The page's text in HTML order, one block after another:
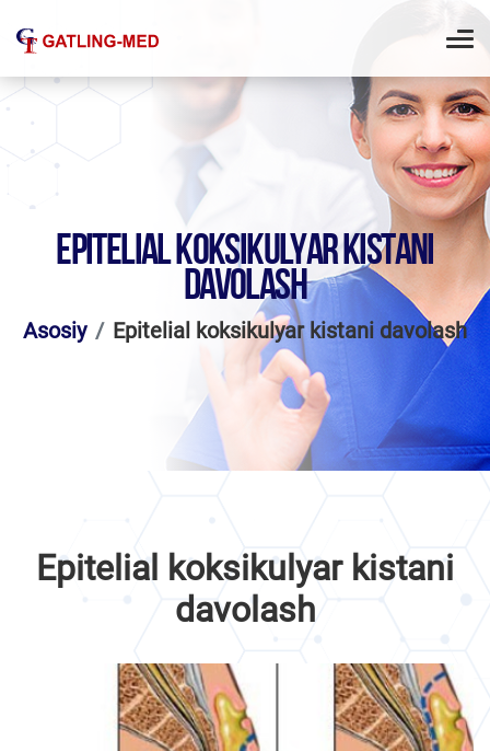
EPITELIAL KOKSIKULYAR KISTANI
DAVOLASH
Asosiy Epitelial koksikulyar kistani davolash
Epitelial koksikulyar kistani
davolash